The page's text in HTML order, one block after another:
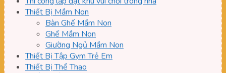
Thiết Bị Mầm Non
Bàn Ghế Mầm Non
Ghế Mầm Non
Giường Ngủ Mầm Non
Thiết Bị Tập Gym Trẻ Em
Thiết Bị Thể Thao